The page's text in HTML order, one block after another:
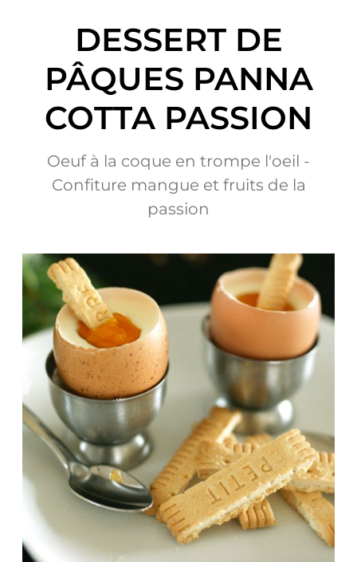
DESSERT DE
PÂQUES PANNA
COTTA PASSION
Oeuf à la coque en trompe l'oeil -
Confiture mangue et fruits de la
passion